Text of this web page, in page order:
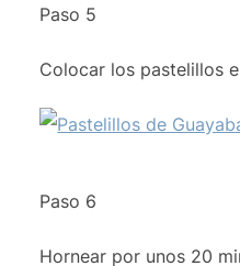
Paso 5
Colocar los pastelillos
Paso 6
Hornear por unos 20